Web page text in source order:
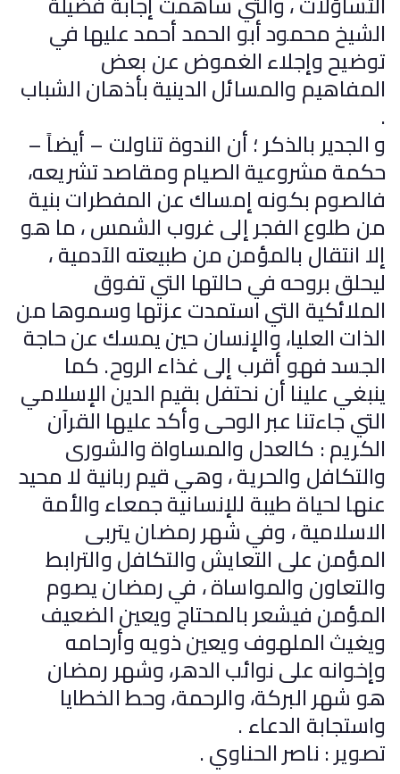
الشيخ محمود أبو الحمد أحمد عليها في
توضيح وإجلاء الغموض عن بعض
المفاهيم والمسائل الدينية بأذهان الشباب
.
و الجدير بالذكر ؛ أن الندوة تناولت – أيضاً –
حكمة مشروعية الصيام ومقاصد تشريعه،
فالصوم بكونه إمساك عن المفطرات بنية
من طلوع الفجر إلى غروب الشمس ، ما هو
إلا انتقال بالمؤمن من طبيعته الآدمية ،
ليحلق بروحه في حالتها التي تفوق
الملائكية التي استمدت عزتها وسموها من
الذات العليا، والإنسان حين يمسك عن حاجة
الجسد فهو أقرب إلى غذاء الروح. كما
ينبغي علينا أن نحتفل بقيم الدين الإسلامي
التي جاءتنا عبر الوحى وأكد عليها القرآن
الكريم : كالعدل والمساواة والشورى
والتكافل والحرية ، وهي قيم ربانية لا محيد
عنها لحياة طيبة للإنسانية جمعاء والأمة
الاسلامية ، وفي شهر رمضان يتربى
المؤمن على التعايش والتكافل والترابط
والتعاون والمواساة ، في رمضان يصوم
المؤمن فيشعر بالمحتاج ويعين الضعيف
ويغيث الملهوف ويعين ذويه وأرحامه
وإخوانه على نوائب الدهر، وشهر رمضان
هو شهر البركة، والرحمة، وحط الخطايا
واستجابة الدعاء .
تصوير : ناصر الحناوي .